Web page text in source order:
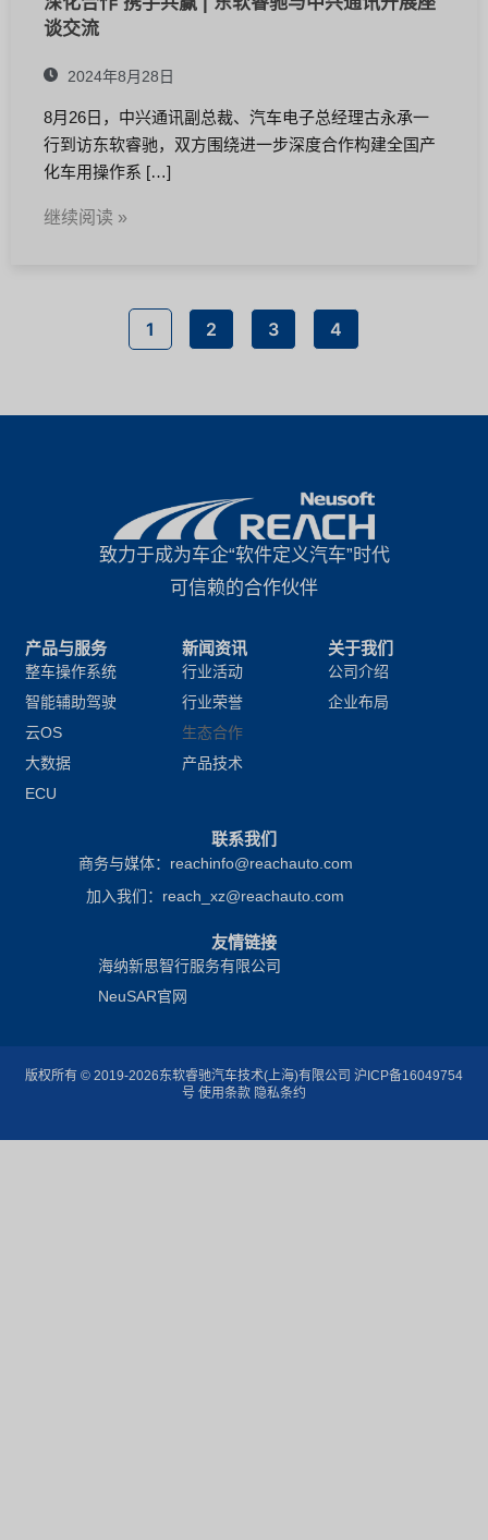
谈交流
2024年8月28日
8月26日，中兴通讯副总裁、汽车电子总经理古永承一
行到访东软睿驰，双方围绕进一步深度合作构建全国产
化车用操作系 […]
继续阅读 »
1 2 3 4
致力于成为车企“软件定义汽车”时代
可信赖的合作伙伴
产品与服务
整车操作系统
智能辅助驾驶
云OS
大数据
ECU
新闻资讯
行业活动
行业荣誉
生态合作
产品技术
关于我们
公司介绍
企业布局
联系我们
商务与媒体：reachinfo@reachauto.com
加入我们：reach_xz@reachauto.com
友情链接
海纳新思智行服务有限公司
NeuSAR官网
版权所有 © 2019-2026东软睿驰汽车技术(上海)有限公司 沪ICP备16049754
号 使用条款 隐私条约